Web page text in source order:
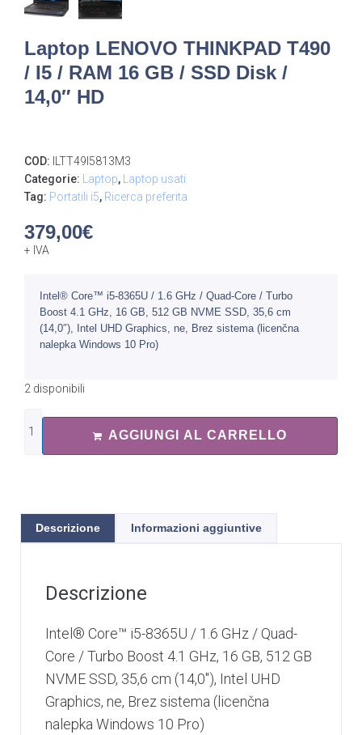
Laptop LENOVO THINKPAD T490
/ I5 / RAM 16 GB / SSD Disk /
14,0″ HD
COD:
ILTT49I5813M3
Categorie:
Laptop,
Laptop usati
Tag: Portatili i5, Ricerca preferita
379,00€
+ IVA
Intel® Core™ i5-8365U / 1.6 GHz / Quad-Core / Turbo
Boost 4.1 GHz, 16 GB, 512 GB NVME SSD, 35,6 cm
(14,0″), Intel UHD Graphics, ne, Brez sistema (licenčna
nalepka Windows 10 Pro)
2 disponibili
AGGIUNGI AL CARRELLO
Descrizione Informazioni aggiuntive
Descrizione
Intel® Core™ i5-8365U / 1.6 GHz / Quad-
Core / Turbo Boost 4.1 GHz, 16 GB, 512 GB
NVME SSD, 35,6 cm (14,0″), Intel UHD
Graphics, ne, Brez sistema (licenčna
nalepka Windows 10 Pro)